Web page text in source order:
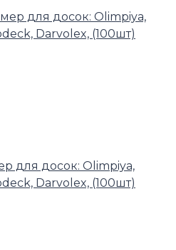
для досок: Olimpiya,
Darvolex, (100шт)